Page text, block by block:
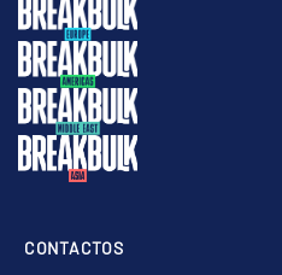
CONTACTOS